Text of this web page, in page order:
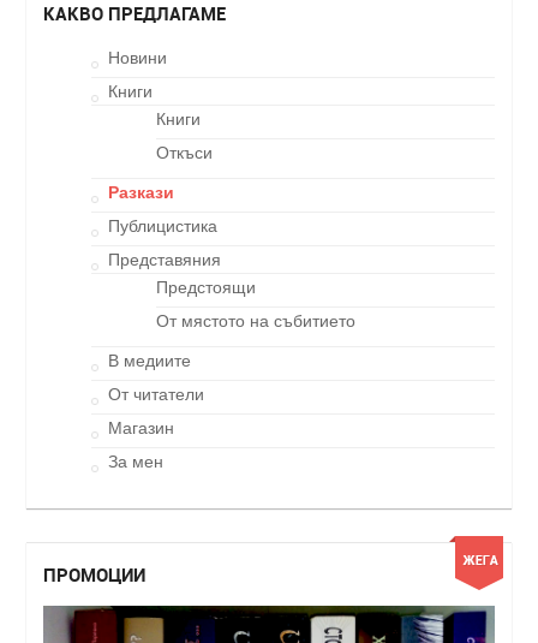
КАКВО ПРЕДЛАГАМЕ
Новини
Книги
Книги
Откъси
Разкази
Публицистика
Представяния
Предстоящи
От мястото на събитието
В медиите
От читатели
Магазин
За мен
ПРОМОЦИИ